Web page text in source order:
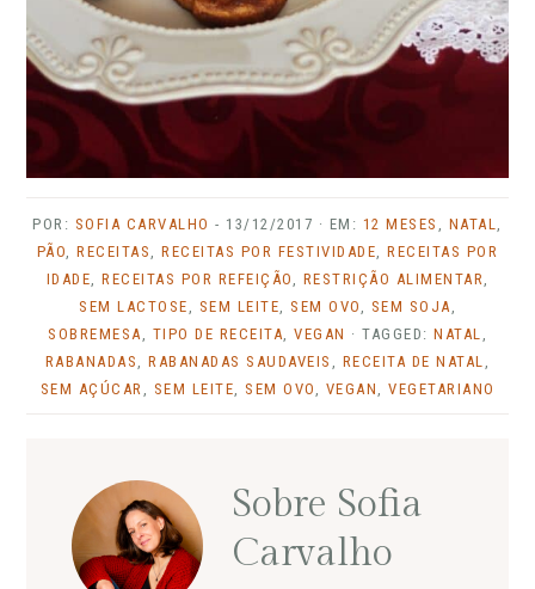
POR: SOFIA CARVALHO - 13/12/2017 · EM: 12 MESES NATAL
PÃO ,RECEITAS ,RECEITAS POR FESTIVIDADE ,RECEITAS POR
IDADE
RECEITAS POR REFEIÇÃO RESTRIÇÃO ALIMENTAR
SEM LACTOSE
SEM LEITE SEM OVO SEM SOJA
SOBREMESA
TIPO DE RECEITA VEGAN · TAGGED: NATAL
RABANADAS
,RABANADAS SAUDAVEIS RECEITA DE NATAL
SEM AÇÚCAR
SEM LEITE SEM OVO VEGAN VEGETARIANO
Sobre Sofia
Carvalho